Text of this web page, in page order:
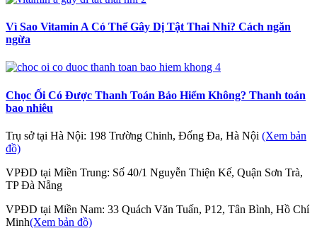
Vì Sao Vitamin A Có Thể Gây Dị Tật Thai Nhi? Cách ngăn
ngừa
Chọc Ối Có Được Thanh Toán Bảo Hiểm Không? Thanh toán
bao nhiêu
Trụ sở tại Hà Nội: 198 Trường Chinh, Đống Đa, Hà Nội (Xem bản
đồ)
VPĐD tại Miền Trung: Số 40/1 Nguyễn Thiện Kế, Quận Sơn Trà,
TP Đà Nẵng
VPĐD tại Miền Nam: 33 Quách Văn Tuấn, P12, Tân Bình, Hồ Chí
Minh(Xem bản đồ)